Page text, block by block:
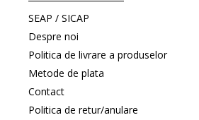
SEAP / SICAP
Despre noi
Politica de livrare a produselor
Metode de plata
Contact
Politica de retur/anulare